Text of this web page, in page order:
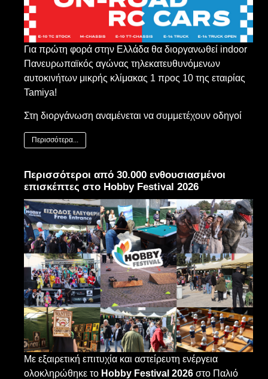
Για πρώτη φορά στην Ελλάδα θα διοργανωθεί indoor
Πανευρωπαϊκός αγώνας τηλεκατευθυνόμενων
αυτοκινήτων μικρής κλίμακας 1 προς 10 της εταιρίας
Tamiya!
Στη διοργάνωση αναμένεται να συμμετέχουν οδηγοί
Περισσότερα...
Περισσότεροι από 30.000 ενθουσιασμένοι
επισκέπτες στο Hobby Festival 2026
Με εξαιρετική επιτυχία και αστείρευτη ενέργεια
ολοκληρώθηκε το Hobby Festival 2026 στο Παλιό